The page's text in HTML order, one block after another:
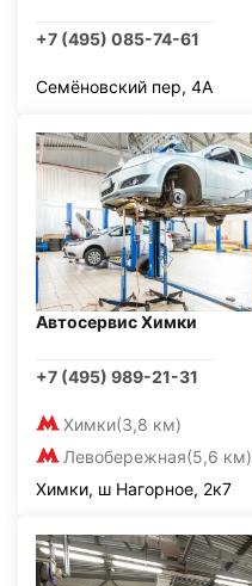
+7 (495) 085-74-61
Семёновский пер, 4А
Автосервис Химки
+7 (495) 989-21-31
Химки(3,8 км)
Левобережная(5,6 км)
Химки, ш Нагорное, 2к7